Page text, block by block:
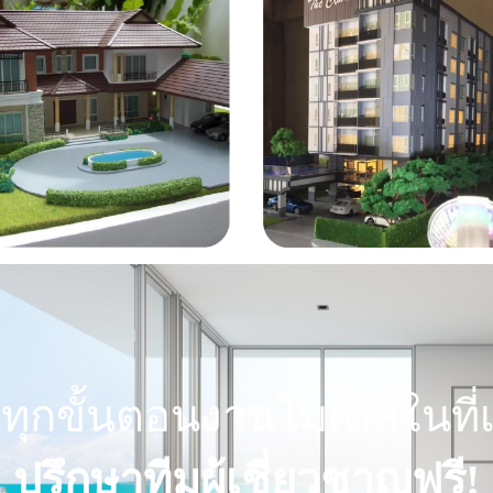
กขั้นตอนงานโมเดลในที่
ปรึกษาทีมผู้เชี่ยวชาญฟรี!